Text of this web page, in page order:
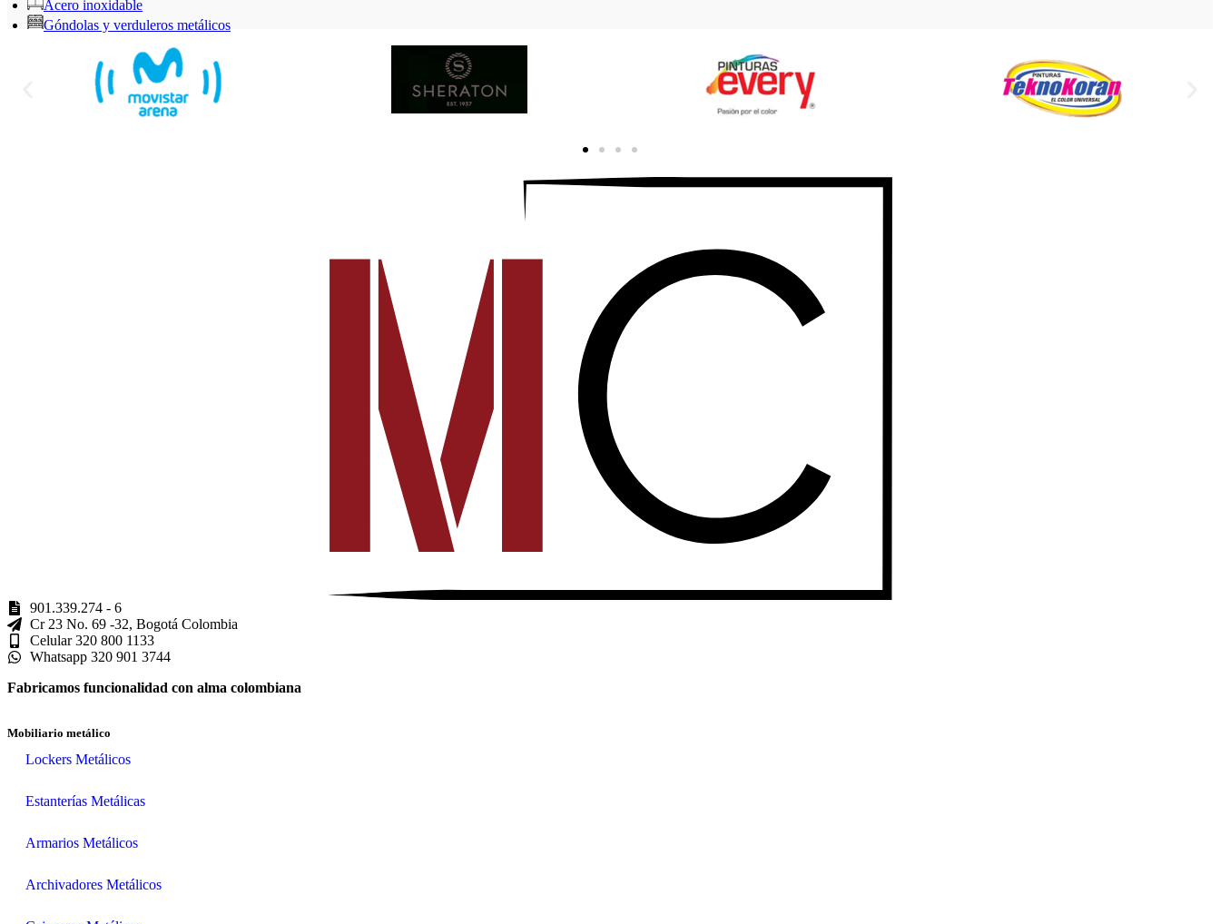
Acero inoxidable
Góndolas y verduleros metálicos
901.339.274 - 6
Cr 23 No. 69 -32, Bogotá Colombia
Celular 320 800 1133
Whatsapp 320 901 3744
Fabricamos funcionalidad con alma colombiana
Mobiliario metálico
Lockers Metálicos
Estanterías Metálicas
Armarios Metálicos
Archivadores Metálicos